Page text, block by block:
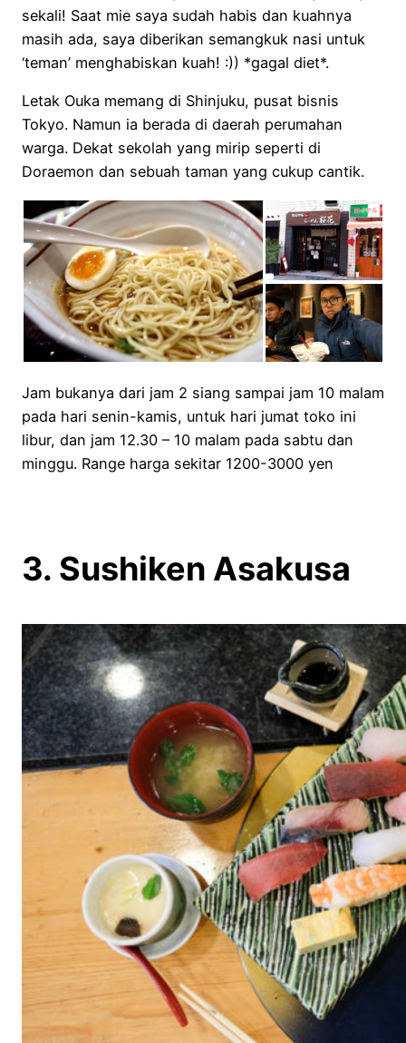
sekali! Saat mie saya sudah habis dan kuahnya
masih ada, saya diberikan semangkuk nasi untuk
‘teman’ menghabiskan kuah! :)) *gagal diet*.
Letak Ouka memang di Shinjuku, pusat bisnis
Tokyo. Namun ia berada di daerah perumahan
warga. Dekat sekolah yang mirip seperti di
Doraemon dan sebuah taman yang cukup cantik.
Jam bukanya dari jam 2 siang sampai jam 10 malam
pada hari senin-kamis, untuk hari jumat toko ini
libur, dan jam 12.30 – 10 malam pada sabtu dan
minggu. Range harga sekitar 1200-3000 yen
3. Sushiken Asakusa